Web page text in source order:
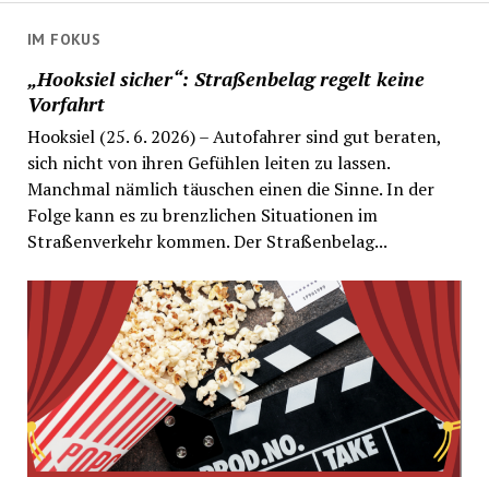
IM FOKUS
„Hooksiel sicher“: Straßenbelag regelt keine
Vorfahrt
Hooksiel (25. 6. 2026) – Autofahrer sind gut beraten,
sich nicht von ihren Gefühlen leiten zu lassen.
Manchmal nämlich täuschen einen die Sinne. In der
Folge kann es zu brenzlichen Situationen im
Straßenverkehr kommen. Der Straßenbelag...